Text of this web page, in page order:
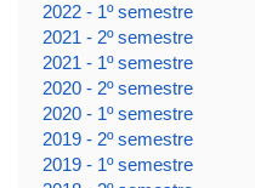
2022 - 1º semestre
2021 - 2º semestre
2021 - 1º semestre
2020 - 2º semestre
2020 - 1º semestre
2019 - 2º semestre
2019 - 1º semestre